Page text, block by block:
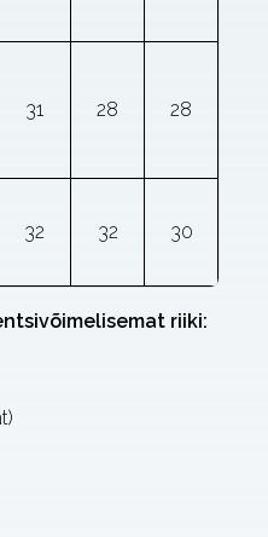
31 28 28
32 32 30
riiki: